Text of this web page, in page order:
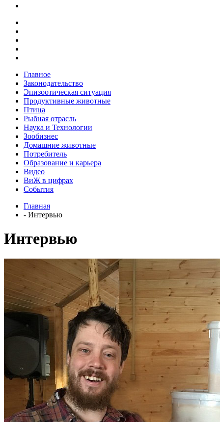
Главное
Законодательство
Эпизоотическая ситуация
Продуктивные животные
Птица
Рыбная отрасль
Наука и Технологии
Зообизнес
Домашние животные
Потребитель
Образование и карьера
Видео
ВиЖ в цифрах
События
Главная
- Интервью
Интервью